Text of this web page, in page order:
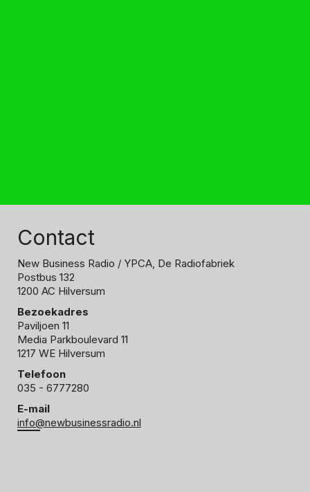
Contact
New Business Radio / YPCA, De Radiofabriek
Postbus 132
1200 AC Hilversum
Bezoekadres
Paviljoen 11
Media Parkboulevard 11
1217 WE Hilversum
Telefoon
035 - 6777280
E-mail
info@newbusinessradio.nl